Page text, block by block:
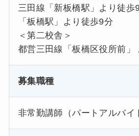
三田線「新板橋駅」より徒歩
「板橋駅」より徒歩9分
＜第二校舎＞
都営三田線「板橋区役所前」
募集職種
非常勤講師（パートアルバイ